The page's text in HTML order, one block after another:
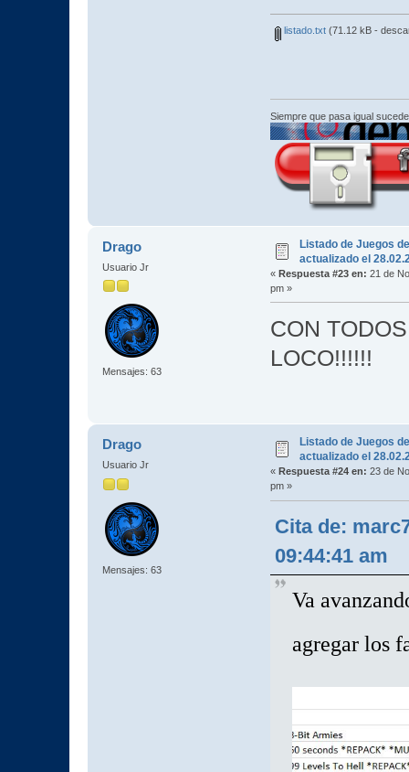
listado.txt(71.12 kB -
Siempre que pasa igual
Drago
Usuario Jr
Mensajes: 63
Listado de Juegos
actualizado el
« Respuesta #23 en: 21 de
pm »
CON
LOCO!!!!!!
Drago
Usuario Jr
Mensajes: 63
Listado de Juegos
actualizado el
« Respuesta #24 en: 23 de
pm »
Cita de:
09:44:41 am
Va
agregar los